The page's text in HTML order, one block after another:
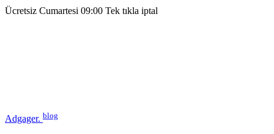
Ücretsiz Cumartesi 09:00 Tek tıkla iptal
Adgager. blog